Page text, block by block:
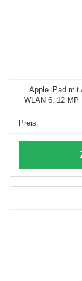
Apple iPad mit
WLAN 6, 12 MP